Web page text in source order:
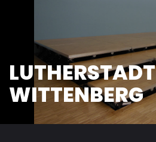
LUTHERSTADT
WITTENBERG